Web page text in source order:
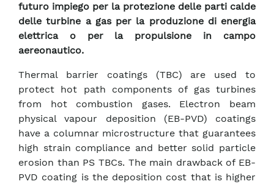
futuro impiego per la protezione delle parti calde
delle turbine a gas per la produzione di energia
elettrica o per la propulsione in campo
aereonautico.
Thermal barrier coatings (TBC) are used to
protect hot path components of gas turbines
from hot combustion gases. Electron beam
physical vapour deposition (EB-PVD) coatings
have a columnar microstructure that guarantees
high strain compliance and better solid particle
erosion than PS TBCs. The main drawback of EB-
PVD coating is the deposition cost that is higher